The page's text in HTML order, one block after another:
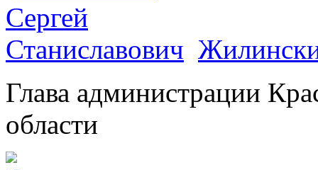
Глава администрации
области